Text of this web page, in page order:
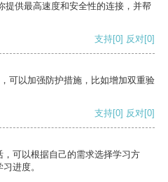
提供最高速度和安全性的连接，并帮
支持[0] 反对[0]
可以加强防护措施，比如增加双重验
支持[0] 反对[0]
可以根据自己的需求选择学习方
进度。